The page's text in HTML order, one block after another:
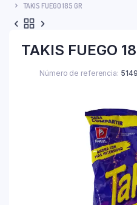
TAKIS FUEGO 185 GR
TAKIS FUEGO
Número de referencia: